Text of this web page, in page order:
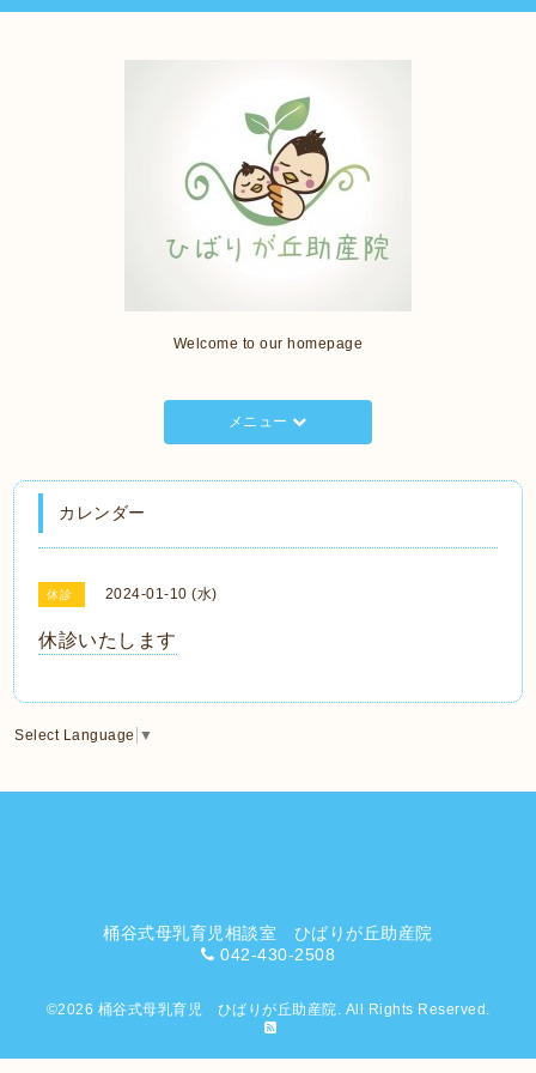
Welcome to our homepage
メニュー
カレンダー
休診 2024-01-10 (水)
休診いたします
Select Language ▼
桶谷式母乳育児相談室 ひばりが丘助産院
042-430-2508
©2026 桶谷式母乳育児 ひばりが丘助産院. All Rights Reserved.